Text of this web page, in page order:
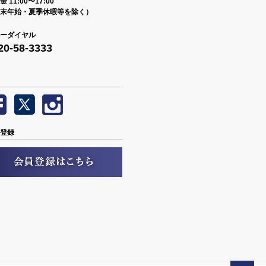
末年始・夏季休暇等を除く）
ダイヤル
58-3333
録